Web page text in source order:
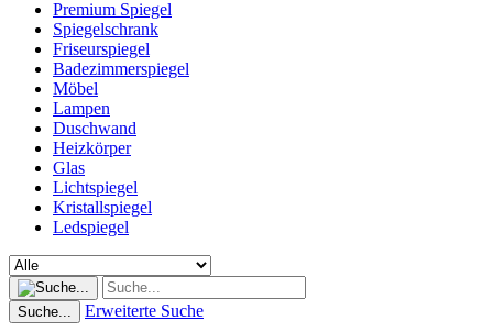
Premium Spiegel
Spiegelschrank
Friseurspiegel
Badezimmerspiegel
Möbel
Lampen
Duschwand
Heizkörper
Glas
Lichtspiegel
Kristallspiegel
Ledspiegel
Suche... Erweiterte Suche